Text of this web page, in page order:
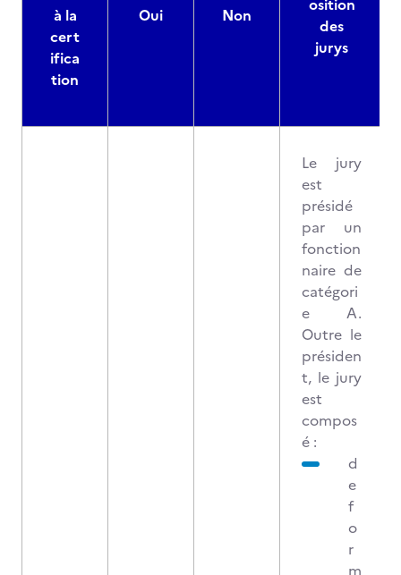
à la
cert
ifica
tion
Oui Non
osition
des
jurys
Le jury
est
présidé
par un
fonction
naire de
catégori
e A.
Outre le
présiden
t, le jury
est
compos
é :
d
e
f
o
r
m